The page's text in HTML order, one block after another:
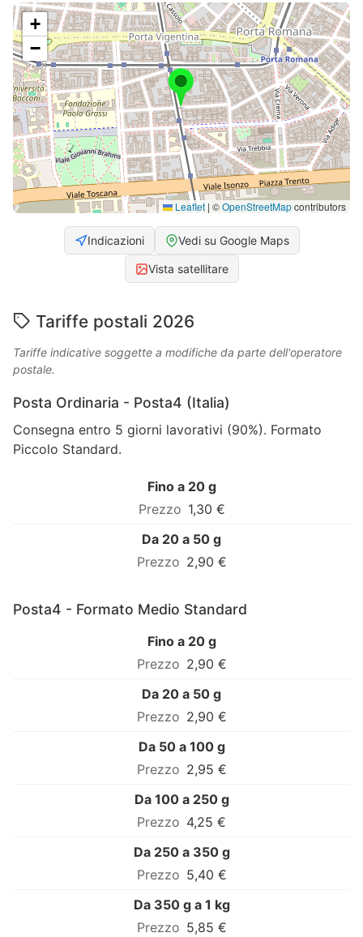
+
−
Leaflet | ©OpenStreetMapcontributors
Indicazioni Vedi su Google Maps
Vista satellitare
Tariffe postali 2026
Tariffe indicative soggette a modifiche da parte dell'operatore
postale.
Posta Ordinaria - Posta4 (Italia)
Consegna entro 5 giorni lavorativi (90%). Formato
Piccolo Standard.
Fino a 20 g
1,30 €
Da 20 a 50 g
2,90 €
Posta4 - Formato Medio Standard
Fino a 20 g
2,90 €
Da 20 a 50 g
2,90 €
Da 50 a 100 g
2,95 €
Da 100 a 250 g
4,25 €
Da 250 a 350 g
5,40 €
Da 350 g a 1 kg
5,85 €